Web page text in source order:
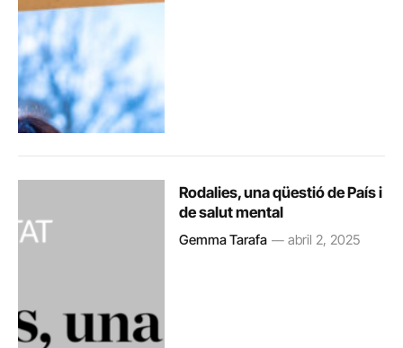
Rodalies, una qüestió de País i
de salut mental
Gemma Tarafa abril 2, 2025